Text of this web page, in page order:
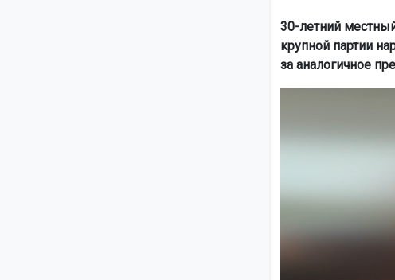
30-летний
крупной партии
за аналогичное